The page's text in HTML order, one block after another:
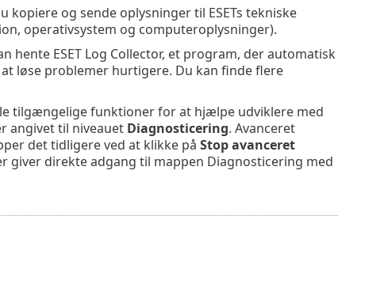
og sende oplysninger til ESETs tekniske
operativsystem og computeroplysninger).
hente ESET Log Collector, et program, der automatisk
løse problemer hurtigere. Du kan finde flere
tilgængelige funktioner for at hjælpe udviklere med
angivet til niveauet Diagnosticering. Avanceret
det tidligere ved at klikke på Stop avanceret
giver direkte adgang til mappen Diagnosticering med